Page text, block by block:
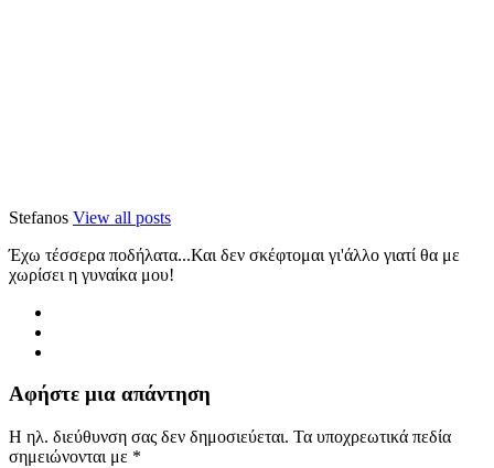
Stefanos View all posts
Έχω τέσσερα ποδήλατα...Και δεν σκέφτομαι γι'άλλο γιατί θα με
χωρίσει η γυναίκα μου!
Αφήστε μια απάντηση
Η ηλ. διεύθυνση σας δεν δημοσιεύεται. Τα υποχρεωτικά πεδία
σημειώνονται με *